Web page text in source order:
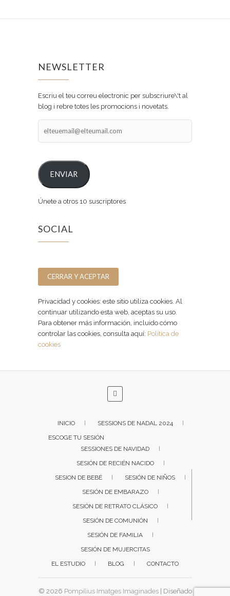
NEWSLETTER
Escriu el teu correu electronic per subscriure\'t al
blog i rebre totes les promocions i novetats.
ENVIAR
Únete a otros 10 suscriptores
SOCIAL
Privacidad y cookies: este sitio utiliza cookies. Al
continuar utilizando esta web, aceptas su uso.
Para obtener más información, incluido cómo
controlar las cookies, consulta aquí: Política de
cookies
INICIO
SESSIONS DE NADAL 2024
ESCOGE TU SESIÓN
SESSIONES DE NAVIDAD
SESIÓN DE RECIÉN NACIDO
SESION DE BEBÉ
SESIÓN DE NIÑOS
SESIÓN DE EMBARAZO
SESIÓN DE RETRATO CLÁSICO
SESIÓN DE COMUNIÓN
SESIÓN DE FAMILIA
SESIÓN DE MUJERCITAS
EL ESTUDIO
BLOG CONTACTO
© 2026 Pompilius Imatges Imaginades| Diseñado